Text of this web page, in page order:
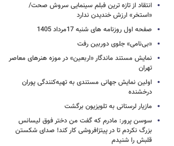
انتقاد از تازه ترین فبلم سینمایی سروش صحت/
«استخر» ارزش خندیدن ندارد
صفحه اول روزنامه های شنبه 17مرداد 1405
«بی‌نامی» جلوی دوربین رفت
نمایش مستند ماندگار «اربعین» در موزه هنرهای معاصر
تهران
اولین نمایش جهانی مستندی به تهیه‌کنندگی پوران
درخشنده
مازیار لرستانی به تلویزیون برگشت
سوسن پرور: مادرم که گفت من دختر فوق‌ لیسانس
بزرگ نکردم تا در پیتزافروشی کار کند! صدای شکستن
قلبش را شنیدم